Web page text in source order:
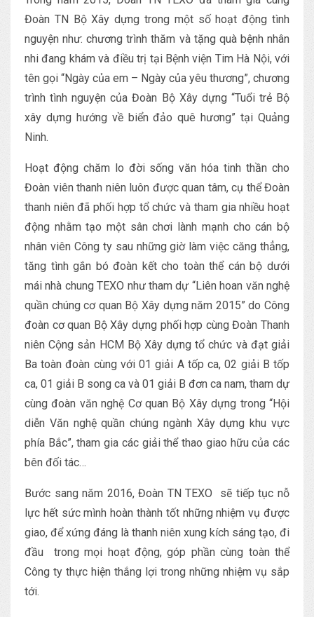
Đoàn TN Bộ Xây dựng trong một số hoạt động tình
nguyện như: chương trình thăm và tặng quà bệnh nhân
nhi đang khám và điều trị tại Bệnh viện Tim Hà Nội, với
tên gọi “Ngày của em – Ngày của yêu thương”, chương
trình tình nguyện của Đoàn Bộ Xây dựng “Tuổi trẻ Bộ
xây dựng hướng về biển đảo quê hương” tại Quảng
Ninh.
Hoạt động chăm lo đời sống văn hóa tinh thần cho
Đoàn viên thanh niên luôn được quan tâm, cụ thể Đoàn
thanh niên đã phối hợp tổ chức và tham gia nhiều hoạt
động nhằm tạo một sân chơi lành mạnh cho cán bộ
nhân viên Công ty sau những giờ làm việc căng thẳng,
tăng tình gắn bó đoàn kết cho toàn thể cán bộ dưới
mái nhà chung TEXO như tham dự “Liên hoan văn nghệ
quần chúng cơ quan Bộ Xây dựng năm 2015” do Công
đoàn cơ quan Bộ Xây dựng phối hợp cùng Đoàn Thanh
niên Cộng sản HCM Bộ Xây dựng tổ chức và đạt giải
Ba toàn đoàn cùng với 01 giải A tốp ca, 02 giải B tốp
ca, 01 giải B song ca và 01 giải B đơn ca nam, tham dự
cùng đoàn văn nghệ Cơ quan Bộ Xây dựng trong “Hội
diễn Văn nghệ quần chúng ngành Xây dựng khu vực
phía Bắc”, tham gia các giải thể thao giao hữu của các
bên đối tác…
Bước sang năm 2016, Đoàn TN TEXO sẽ tiếp tục nỗ
lực hết sức mình hoàn thành tốt những nhiệm vụ được
giao, để xứng đáng là thanh niên xung kích sáng tạo, đi
đầu trong mọi hoạt động, góp phần cùng toàn thể
Công ty thực hiện thắng lợi trong những nhiệm vụ sắp
tới.